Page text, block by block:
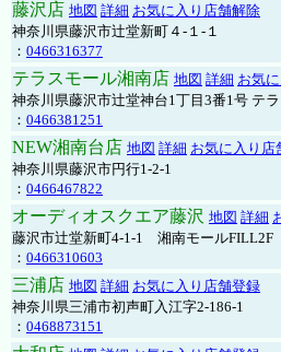
藤沢店 地図 詳細 お気に入り店舗解除
神奈川県藤沢市辻堂新町４-１-１
： 0466316377
テラスモール湘南店 地図 詳細 お気
神奈川県藤沢市辻堂神台1丁目3番1号 テ
： 0466381251
NEW湘南台店 地図 詳細 お気に入り店
神奈川県藤沢市円行1-2-1
： 0466467822
オーディオスクエア藤沢 地図 詳細
藤沢市辻堂新町4-1-1 湘南モールFILL2F
： 0466310603
三浦店 地図 詳細 お気に入り店舗登録
神奈川県三浦市初声町入江字2-186-1
： 0468873151